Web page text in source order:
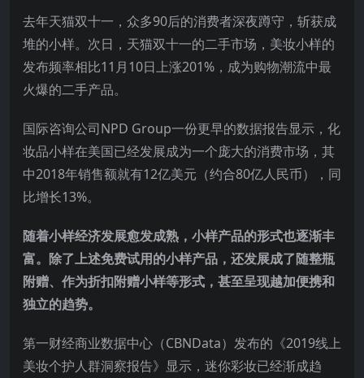
去年天猫双十一，众多90后的消费者深夜蹲守，斩获成
堆的小样。次日，天猫双十一的二手市场，美妆小样的
发布频率相比11月10日上涨201%，成为购物潮流中最
火爆的二手产品。
国际咨询公司NPD Group一份更早的数据报告显示，化
妆品小样在美国已经发展成为一个庞大的消费市场，其
中2018年销售额就有12亿美元（约合80亿人民币），同
比增长13%。
随着小样经济发展愈发成熟，小样产品的形式也逐渐丰
富。除了上述免费试用的小样产品，还发展成了随整瓶
附赠、作为折扣附赠小样等形式，甚至呈现越加便携和
独立的趋势。
第一财经商业数据中心（CBNData）发布的《2019线上
美妆个护人群洞察报告》显示，迷你彩妆已经渐成趋